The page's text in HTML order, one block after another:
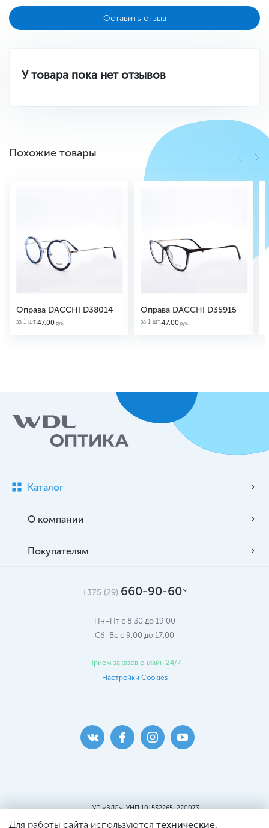
Оставить отзыв
У товара пока нет отзывов
Похожие товары
Оправа DACCHI D38014
за 1 шт.47.00 руб.
Оправа DACCHI D35915
за 1 шт.47.00 руб.
Каталог
О компании
Покупателям
+375 (29) 660-90-60
Пн–Пт с 8:30 до 19:00
Сб–Вс c 9:00 до 17:00
Прием заказов онлайн 24/7
Настройки Cookies
УП «ВДЛ», УНП 101532265, 220073
Для работы сайта используются технические,